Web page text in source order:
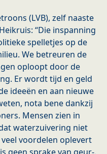
(LVB), zelf naaste
“Die inspanning
spelletjes op de
We betreuren de
oploopt door de
Er wordt tijd en geld
ideeën en aan nieuwe
nota bene dankzij
Mensen zien in
waterzuivering niet
voordelen oplevert